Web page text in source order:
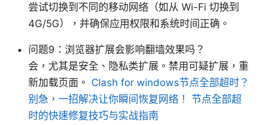
尝试切换到不同的移动网络（如从 Wi-Fi 切换到
4G/5G），并确保应用权限和系统时间正确。
问题9：浏览器扩展会影响翻墙效果吗？
会，尤其是安全、隐私类扩展。禁用可疑扩展，重
新加载页面。 Clash for windows节点全部超时？
别急，一招解决让你瞬间恢复网络！ 节点全部超
时的快速修复技巧与实战指南